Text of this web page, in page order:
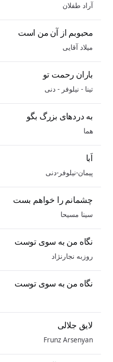
آراد طفلان
محبوبم از آن من است
میلاد آقایی
باران رحمت تو
تینا - نیلوفر - دنی
به دردهای بزرگ بگو
هما
اَبا
پیمان-نیلوفر-دنی
چشمانم را خواهم بست
سینا مسیحا
نگاه من به سوی توست
روزبه نجارنژاد
نگاه من به سوی توست
لایق جلالی
Frunz Arsenyan